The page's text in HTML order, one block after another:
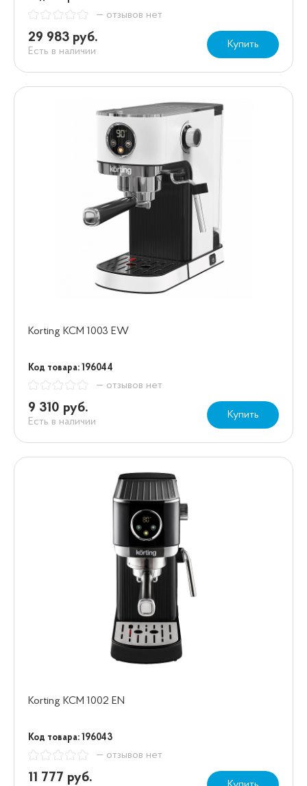
— отзывов нет
29 983 руб.
Есть в наличии
Купить
Korting KCM 1003 EW
Код товара: 196044
— отзывов нет
9 310 руб.
Есть в наличии
Купить
Korting KCM 1002 EN
Код товара: 196043
— отзывов нет
11 777 руб.